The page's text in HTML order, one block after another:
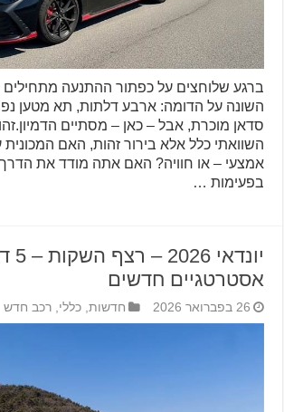
ברגע שלוחצים על כפתור ההתנעה מתחילים
השונה על הדומה: ארבע דלתות, תא מטען
סדאן מוכרת, אבל – כאן – מסתיים הדמיון.זהו
השוואתי כלל אלא בירור זהות, האם המכונית
אמצעי – או חוויה? האם אתה מודד את הדרך
בפעימות …
יונדאי 2026 –
אסטרטגיים חדשים
26 בפברואר 2026 חדשות,כללי,רכב חדש